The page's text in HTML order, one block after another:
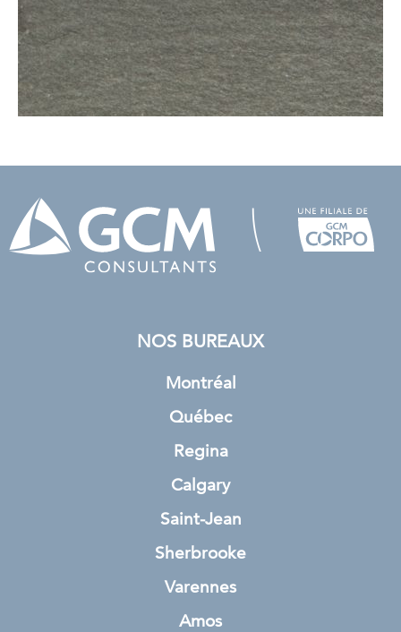
NOS BUREAUX
Montréal
Québec
Regina
Calgary
Saint-Jean
Sherbrooke
Varennes
Amos